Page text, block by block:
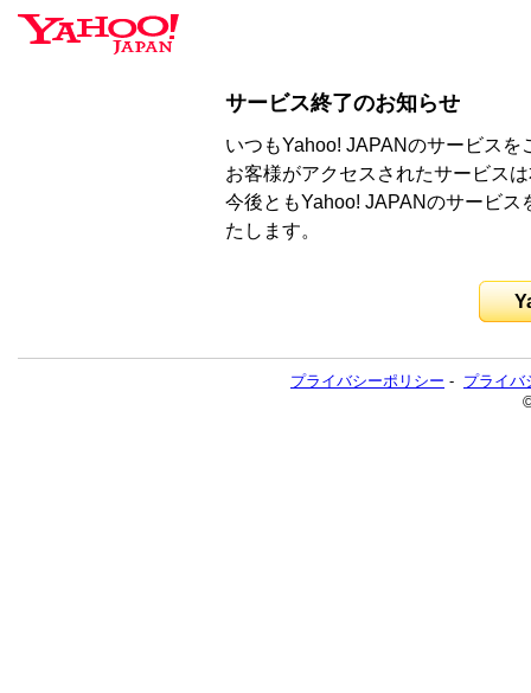
サービス終了のお知らせ
いつもYahoo! JAPANのサービス
お客様がアクセスされたサービス
今後ともYahoo! JAPANのサービ
たします。
プライバシーポリシー - プライバ